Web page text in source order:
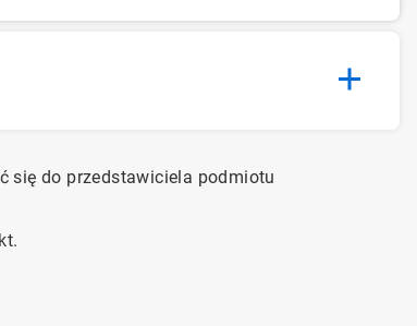
się do przedstawiciela podmiotu